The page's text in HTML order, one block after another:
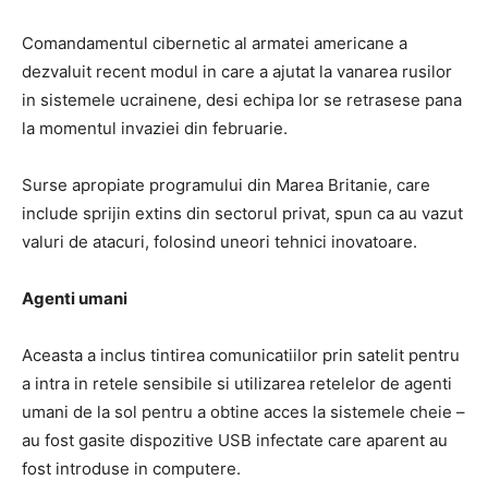
Comandamentul cibernetic al armatei americane a
dezvaluit recent modul in care a ajutat la vanarea rusilor
in sistemele ucrainene, desi echipa lor se retrasese pana
la momentul invaziei din februarie.
Surse apropiate programului din Marea Britanie, care
include sprijin extins din sectorul privat, spun ca au vazut
valuri de atacuri, folosind uneori tehnici inovatoare.
Agenti umani
Aceasta a inclus tintirea comunicatiilor prin satelit pentru
a intra in retele sensibile si utilizarea retelelor de agenti
umani de la sol pentru a obtine acces la sistemele cheie –
au fost gasite dispozitive USB infectate care aparent au
fost introduse in computere.